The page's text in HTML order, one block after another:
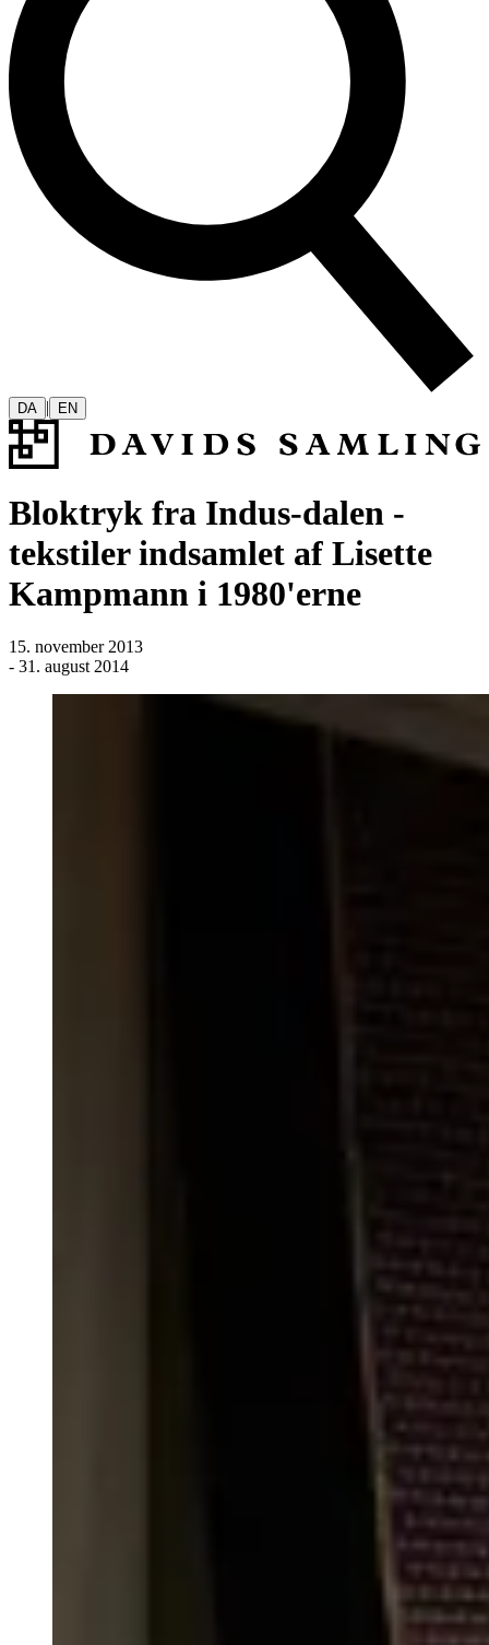
DA | EN
Bloktryk fra Indus-dalen -
tekstiler indsamlet af Lisette
Kampmann i 1980'erne
15. november 2013
- 31. august 2014